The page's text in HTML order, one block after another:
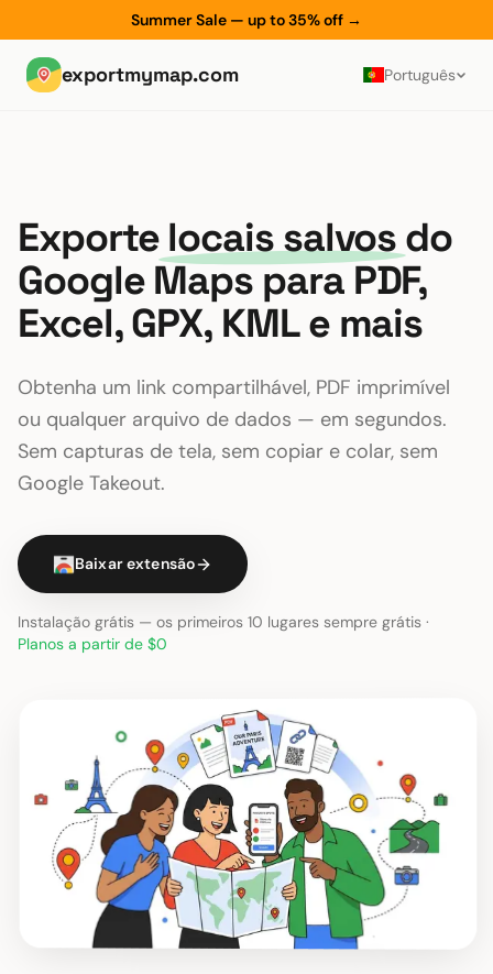
Summer Sale — up to 35% off →
exportmymap.com Português
Exportelocais salvosdo
Google Maps para PDF,
Excel, GPX, KML e mais
Obtenha um link compartilhável, PDF imprimível
ou qualquer arquivo de dados — em segundos.
Sem capturas de tela, sem copiar e colar, sem
Google Takeout.
Baixar extensão
Instalação grátis — os primeiros 10 lugares sempre grátis ·
Planos a partir de $0